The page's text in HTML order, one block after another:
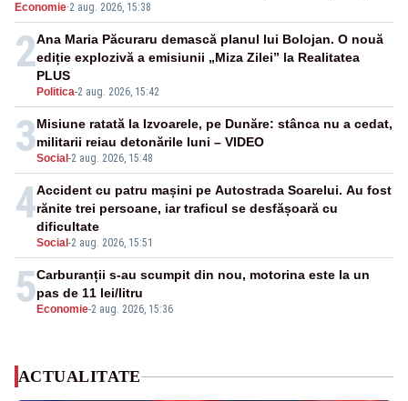
Economie·2 aug. 2026, 15:38
2
Politica-2 aug. 2026, 15:42
Ana Maria Păcuraru demască planul lui Bolojan. O nouă
ediție explozivă a emisiunii „Miza Zilei” la Realitatea
PLUS
3Social -2 aug. 2026, 15:48
Misiune ratată la Izvoarele, pe Dunăre: stânca nu a cedat,
militarii reiau detonările luni – VIDEO
4
Social -2 aug. 2026, 15:51
Accident cu patru mașini pe Autostrada Soarelui. Au fost
rănite trei persoane, iar traficul se desfășoară cu
dificultate
5 Economie-2 aug. 2026, 15:36
Carburanții s-au scumpit din nou, motorina este la un
pas de 11 lei/litru
ACTUALITATE